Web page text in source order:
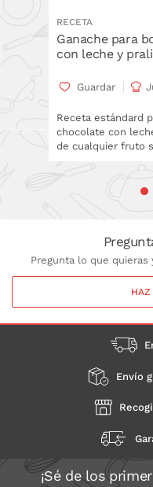
RECETA
Ganache para
con leche y
Guardar
Receta estándard
chocolate con
de cualquier fruto
Pregunta lo que
HAZ
Envío
¡Sé de los